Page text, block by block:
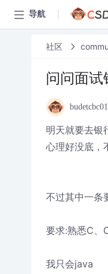
导航
社区
问问面试
明天就要去银
心理好没底，
不过其中一条
要求:熟悉C、
我只会java